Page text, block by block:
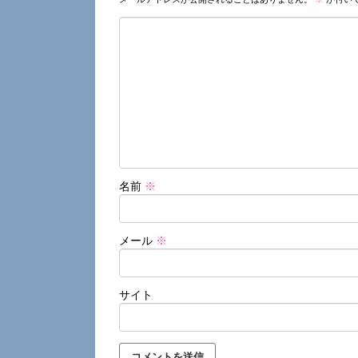
名前 ※
メール ※
サイト